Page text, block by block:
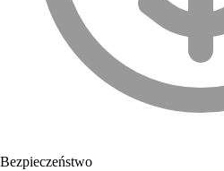
Bezpieczeństwo